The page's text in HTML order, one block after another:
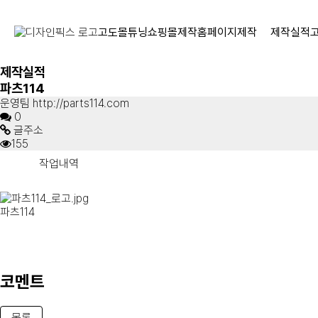
고도몰튜닝쇼핑몰제작홈페이지제작 제작실적
제작실적
파츠114
운영팀 http://parts114.com
0
글주소
155
작업내역
파츠114
코멘트